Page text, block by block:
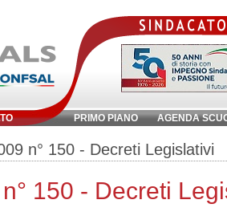
PRIMO PIANO AGENDA
Inserisci parola chiave:
n° 150 - Decreti Legislativi
150 - Decreti